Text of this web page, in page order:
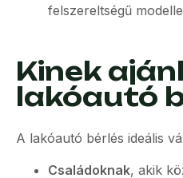
felszereltségű
Kinek
lakóautó
A lakóautó bérlés ideális
Családoknak, akik